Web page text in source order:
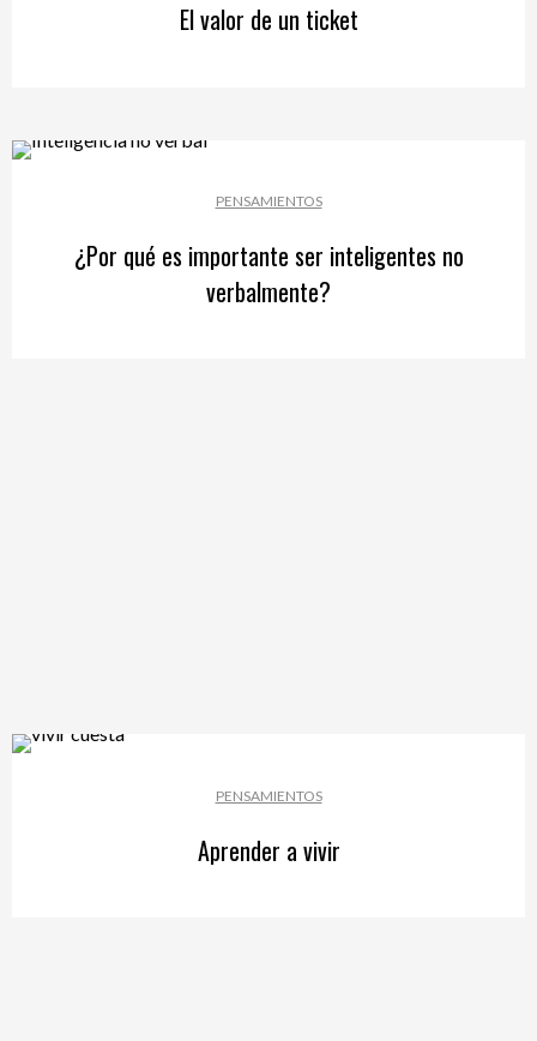
El valor de un ticket
PENSAMIENTOS
¿Por qué es importante ser inteligentes no
verbalmente?
PENSAMIENTOS
Aprender a vivir